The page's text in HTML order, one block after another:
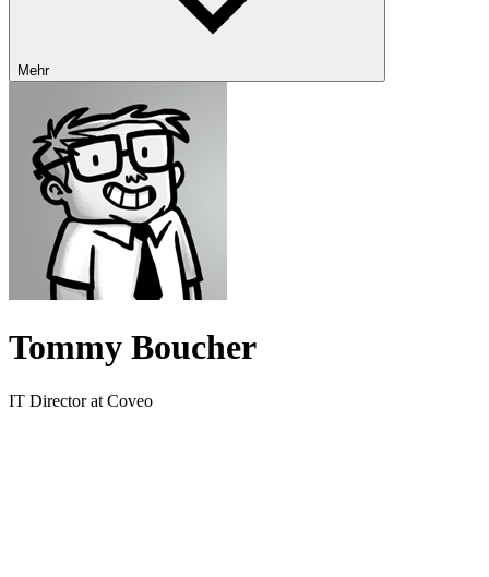
Mehr
Tommy Boucher
IT Director at Coveo